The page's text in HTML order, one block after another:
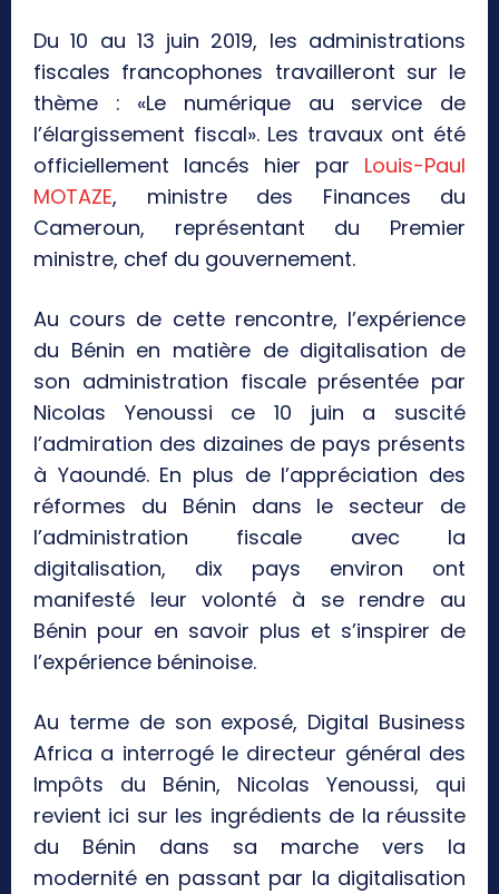
Du 10 au 13 juin 2019, les administrations
fiscales francophones travailleront sur le
thème : «Le numérique au service de
l’élargissement fiscal». Les travaux ont été
officiellement lancés hier par Louis-Paul
MOTAZE, ministre des Finances du
Cameroun, représentant du Premier
ministre, chef du gouvernement.
Au cours de cette rencontre, l’expérience
du Bénin en matière de digitalisation de
son administration fiscale présentée par
Nicolas Yenoussi ce 10 juin a suscité
l’admiration des dizaines de pays présents
à Yaoundé. En plus de l’appréciation des
réformes du Bénin dans le secteur de
l’administration fiscale avec la
digitalisation, dix pays environ ont
manifesté leur volonté à se rendre au
Bénin pour en savoir plus et s’inspirer de
l’expérience béninoise.
Au terme de son exposé, Digital Business
Africa a interrogé le directeur général des
Impôts du Bénin, Nicolas Yenoussi, qui
revient ici sur les ingrédients de la réussite
du Bénin dans sa marche vers la
modernité en passant par la digitalisation